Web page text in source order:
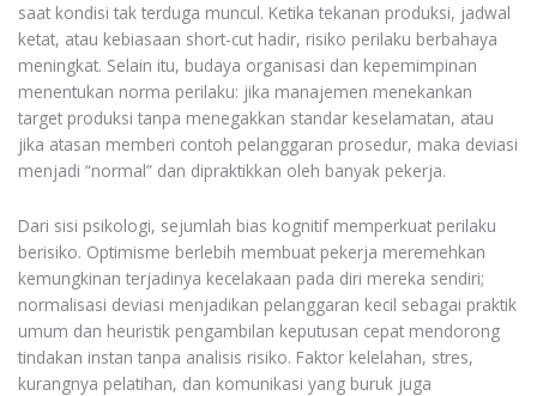
saat kondisi tak terduga muncul. Ketika tekanan produksi, jadwal
ketat, atau kebiasaan short-cut hadir, risiko perilaku berbahaya
meningkat. Selain itu, budaya organisasi dan kepemimpinan
menentukan norma perilaku: jika manajemen menekankan
target produksi tanpa menegakkan standar keselamatan, atau
jika atasan memberi contoh pelanggaran prosedur, maka deviasi
menjadi “normal” dan dipraktikkan oleh banyak pekerja.
Dari sisi psikologi, sejumlah bias kognitif memperkuat perilaku
berisiko. Optimisme berlebih membuat pekerja meremehkan
kemungkinan terjadinya kecelakaan pada diri mereka sendiri;
normalisasi deviasi menjadikan pelanggaran kecil sebagai praktik
umum dan heuristik pengambilan keputusan cepat mendorong
tindakan instan tanpa analisis risiko. Faktor kelelahan, stres,
kurangnya pelatihan, dan komunikasi yang buruk juga